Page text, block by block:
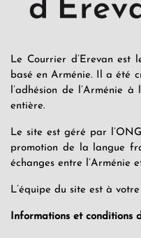
Le Courrier d’Erevan est
basé en Arménie. Il a été
l’adhésion de l’Arménie
entière.
Le site est géré par
promotion de la langue
échanges entre l’Arménie
L’équipe du site est à
Informations et conditions